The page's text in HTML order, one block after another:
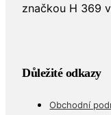
značkou H 369
Důležité odkazy
Obchodní